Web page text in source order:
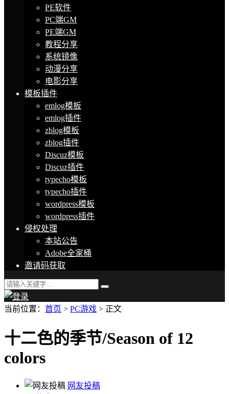
PE软件
PC端GM
PE端GM
教程分享
系统镜像
动漫分享
电影分享
模板插件
emlog模板
emlog插件
zblog模板
zblog插件
Discuz模板
Discuz插件
typecho模板
typecho插件
wordpress模板
wordpress插件
侵权处理
本站公告
Adobe全家桶
邀请码获取
当前位置： 首页 > PC游戏 > 正文
十二色的季节/Season of 12
colors
网友投稿